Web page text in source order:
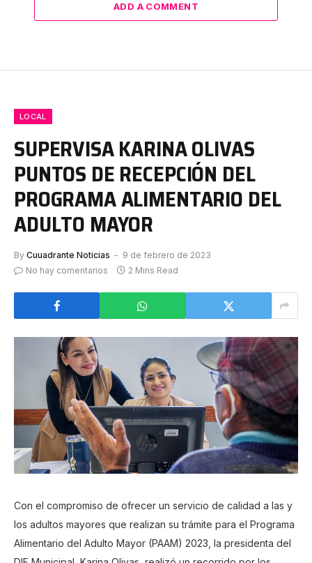
ADD A COMMENT
LOCAL
SUPERVISA KARINA OLIVAS
PUNTOS DE RECEPCIÓN DEL
PROGRAMA ALIMENTARIO DEL
ADULTO MAYOR
By Cuuadrante Noticias
9 de febrero de 2023
No hay comentarios
2 Mins Read
Con el compromiso de ofrecer un servicio de calidad a las y
los adultos mayores que realizan su trámite para el Programa
Alimentario del Adulto Mayor (PAAM) 2023, la presidenta del